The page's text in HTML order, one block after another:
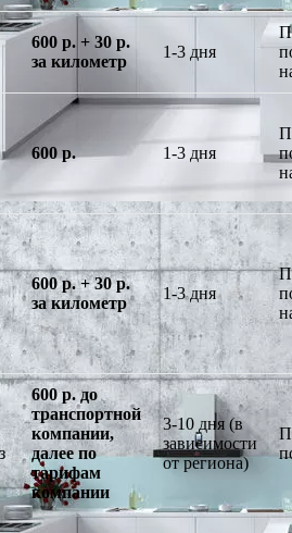
600 р. + 30 р.
за километр
1-3 дня
600 р. 1-3 дня
600 р. + 30 р.
за километр
1-3 дня
600 р. до
транспортной
компании,
далее по
тарифам
компании
3-10 дня (в
зависимости
от региона)